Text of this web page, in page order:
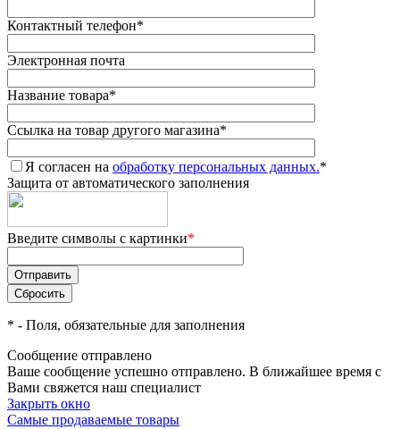
Контактный телефон*
Электронная почта
Название товара*
Ссылка на товар другого магазина*
Я согласен на обработку персональных данных.*
Защита от автоматического заполнения
Введите символы с картинки*
* - Поля, обязательные для заполнения
Сообщение отправлено
Ваше сообщение успешно отправлено. В ближайшее время с
Вами свяжется наш специалист
Закрыть окно
Самые продаваемые товары